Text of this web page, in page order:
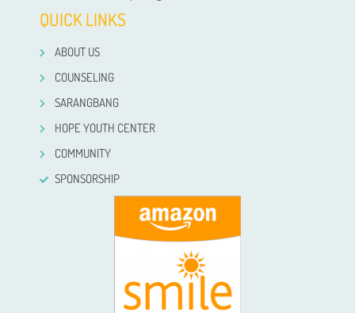
QUICK LINKS
ABOUT US
COUNSELING
SARANGBANG
HOPE YOUTH CENTER
COMMUNITY
SPONSORSHIP